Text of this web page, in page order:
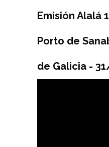
Emisión Alalá
Porto de
de Galicia -